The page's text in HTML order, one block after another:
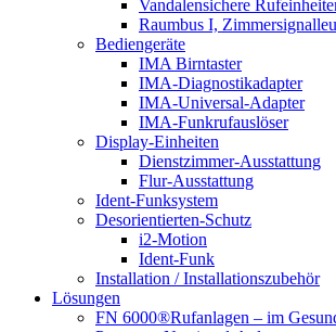
Vandalensichere
Raumbus I,
Bediengeräte
IMA Birntaster
IMA-Diagnostikadapter
IMA-Universal-Adapter
IMA-Funkrufauslöser
Display-Einheiten
Dienstzimmer-Ausstattung
Flur-Ausstattung
Ident-Funksystem
Desorientierten-Schutz
i2-Motion
Ident-Funk
Installation / Installationszubehör
Lösungen
FN 6000®Rufanlagen – im